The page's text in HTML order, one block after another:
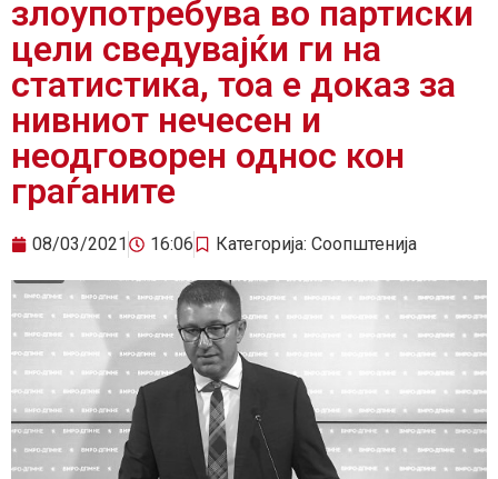
злоупотребува во партиски
цели сведувајќи ги на
статистика, тоа е доказ за
нивниот нечесен и
неодговорен однос кон
граѓаните
08/03/2021 16:06 Категорија: Соопштенија